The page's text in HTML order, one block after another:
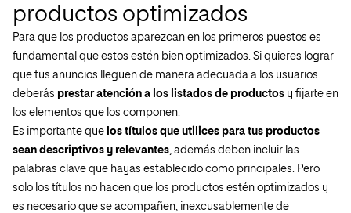
productos optimizados
Para que los productos aparezcan en los primeros puestos es
fundamental que estos estén bien optimizados. Si quieres lograr
que tus anuncios lleguen de manera adecuada a los usuarios
deberás prestar atención a los listados de productos y fijarte en
los elementos que los componen.
Es importante que los títulos que utilices para tus productos
sean descriptivos y relevantes, además deben incluir las
palabras clave que hayas establecido como principales. Pero
solo los títulos no hacen que los productos estén optimizados y
es necesario que se acompañen, inexcusablemente de